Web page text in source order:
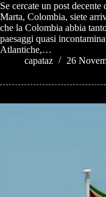
Se cercate un post
Marta, Colombia, siete
che la Colombia abbia
paesaggi quasi
Atlantiche,…
capataz
26